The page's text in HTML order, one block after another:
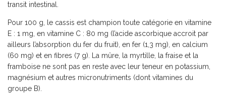
transit intestinal.
Pour 100 g, le cassis est champion toute catégorie en vitamine
E : 1 mg, en vitamine C : 80 mg (l’acide ascorbique accroit par
ailleurs l’absorption du fer du fruit), en fer (1,3 mg), en calcium
(60 mg) et en fibres (7 g). La mûre, la myrtille, la fraise et la
framboise ne sont pas en reste avec leur teneur en potassium,
magnésium et autres micronutriments (dont vitamines du
groupe B).